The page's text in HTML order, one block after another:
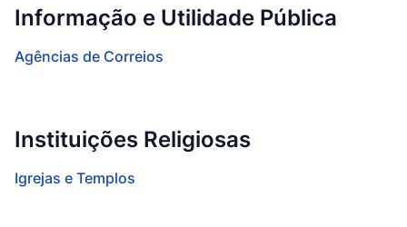
Informação e Utilidade Pública
Agências de Correios
Instituições Religiosas
Igrejas e Templos